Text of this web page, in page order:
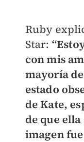
Ruby
Star:
con mis
mayoría
estado
de Kate,
de que
imagen